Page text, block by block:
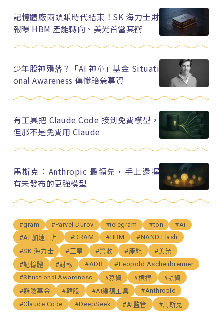
記憶體廠兩頭賺時代結束！SK 海力士財
報曝 HBM 產能轉向、美光首當其衝
少年股神殞落？「AI 神童」基金 Situati
onal Awareness 傳慘賠急募資
有工具把 Claude Code 接到免費模型，
但那不是免費用 Claude
馬斯克：Anthropic 最領先，手上還握
有未發布的更強模型
#gram #Parvel Durov #telegram #ton
#AI
#AI 加速晶片
#DRAM #HBM
#NAND Flash
#SK 海力士
#三星 #營收 #產能
#美光
#記憶體
#財報 #ADR
#Leopold Aschenbrenner
#Situational Awareness
#募資 #槓桿
#融資
#避險基金
#韓股 #AI編碼工具
#Anthropic
#Claude Code
#DeepSeek #AI監管 #馬斯克